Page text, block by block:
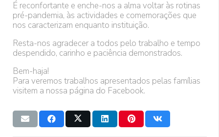
É reconfortante e enche-nos a alma voltar às rotinas
pré-pandemia, às actividades e comemorações que
nos caracterizam enquanto instituição.
Resta-nos agradecer a todos pelo trabalho e tempo
despendido, carinho e paciência demonstrados.
Bem-haja!
Para veremos trabalhos apresentados pelas famílias
visitem a nossa página do Facebook.